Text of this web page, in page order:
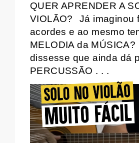
QUER APRENDER A
VIOLÃO?
Já imaginou
acordes e ao mesmo
MELODIA da MÚSICA?
dissesse que ainda dá
PERCUSSÃO . . .